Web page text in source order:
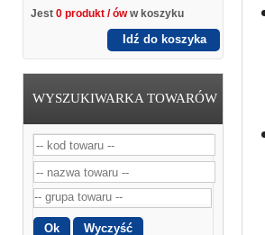
Jest 0 produkt / óww koszyku
Idź do koszyka
WYSZUKIWARKA TOWARÓW